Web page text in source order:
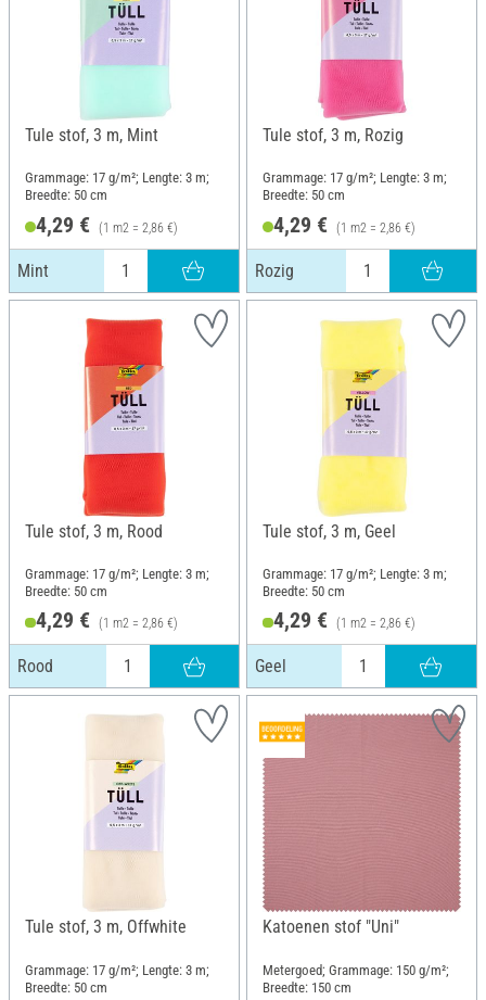
Tule stof, 3 m, Mint
Grammage: 17 g/m²; Lengte: 3 m;
Breedte: 50 cm
4,29 € (1 m2 = 2,86 €)
Mint
Tule stof, 3 m, Rozig
Grammage: 17 g/m²; Lengte: 3 m;
Breedte: 50 cm
4,29 € (1 m2 = 2,86 €)
Rozig
Tule stof, 3 m, Rood
Grammage: 17 g/m²; Lengte: 3 m;
Breedte: 50 cm
4,29 € (1 m2 = 2,86 €)
Rood
Tule stof, 3 m, Geel
Grammage: 17 g/m²; Lengte: 3 m;
Breedte: 50 cm
4,29 € (1 m2 = 2,86 €)
Geel
Tule stof, 3 m, Offwhite
Grammage: 17 g/m²; Lengte: 3 m;
Breedte: 50 cm
Katoenen stof "Uni"
Metergoed; Grammage: 150 g/m²;
Breedte: 150 cm